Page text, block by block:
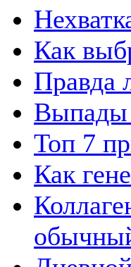
Как
Правда
Выпады
Топ 7
Как